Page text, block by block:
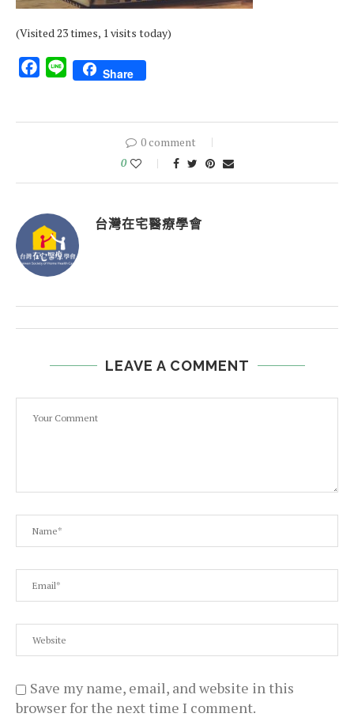
(Visited 23 times, 1 visits today)
Facebook
Line Share
0 comment
0
台灣在宅醫療學會
LEAVE A COMMENT
Save my name, email, and website in this
browser for the next time I comment.